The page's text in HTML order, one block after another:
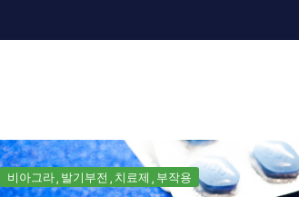
비아그라 발기부전 치료제 부작용